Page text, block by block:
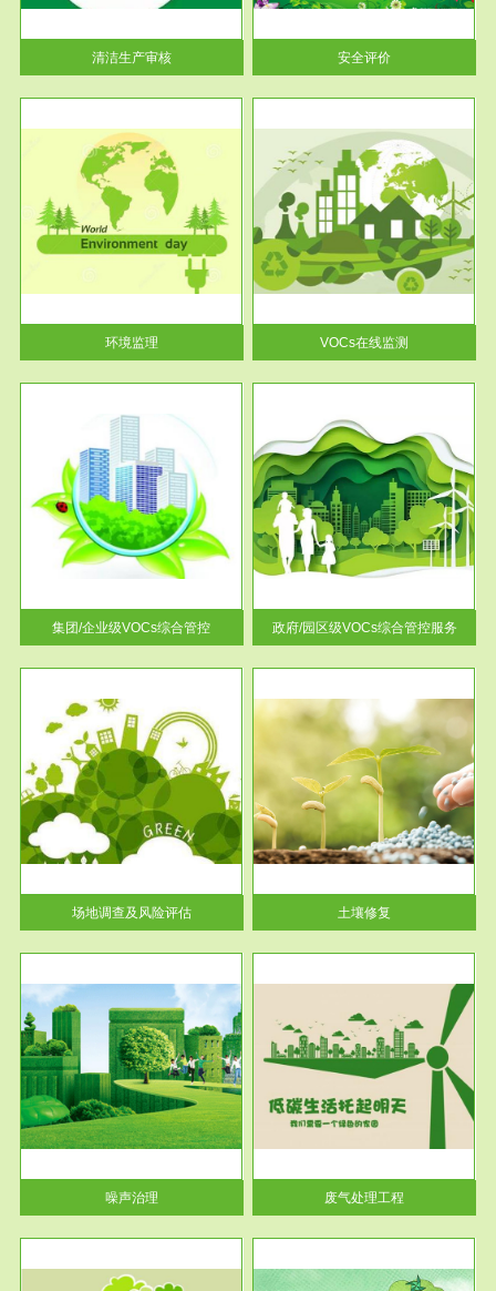
清洁生产审核
分析和预测工程、系统、生产经
营活...
安全评价
环境监理
服务范围
VOCs在线监测
根据《重点区域大气污染防
治“十二五”规划》有机废气净化
率达...
VOCs在线监测
集团/企业级VOCs综合管控
服务范围
政府/园区级VOCs综合管控服务
根据《石化行业挥发性有机物综
合整治方案》文件要求，到2017
年，全...
政府/园区级VOCs综合管控服务
场地调查及风险评估
服务范围
土壤修复
土壤修复
噪声治理
服务范围
废气处理工程
废气处理工程